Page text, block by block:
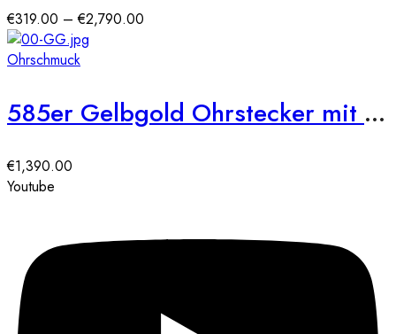
€319.00 –€2,790.00
Ohrschmuck
585er Gelbgold Ohrstecker mit Diamanten zus. 0,50ct.
€1,390.00
Youtube